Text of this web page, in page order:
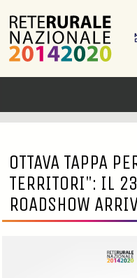
OTTAVA TAPPA
TERRITORI": IL
ROADSHOW